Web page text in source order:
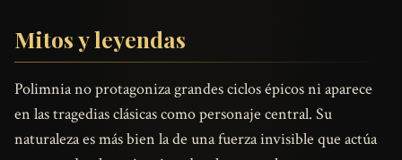
Mitos y leyendas
Polimnia no protagoniza grandes ciclos épicos ni aparece
en las tragedias clásicas como personaje central. Su
naturaleza es más bien la de una fuerza invisible que actúa